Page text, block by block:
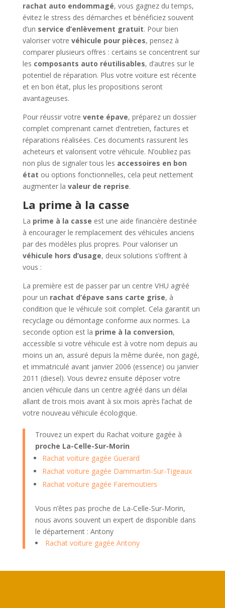
rachat auto endommagé, vous gagnez du temps,
évitez le stress des démarches et bénéficiez souvent
d’un service d’enlèvement gratuit. Pour bien
valoriser votre véhicule pour pièces, pensez à
comparer plusieurs offres : certains se concentrent sur
les composants auto réutilisables, d’autres sur le
potentiel de réparation. Plus votre voiture est récente
et en bon état, plus les propositions seront
avantageuses.
Pour réussir votre vente épave, préparez un dossier
complet comprenant carnet d’entretien, factures et
réparations réalisées. Ces documents rassurent les
acheteurs et valorisent votre véhicule. N’oubliez pas
non plus de signaler tous les accessoires en bon
état ou options fonctionnelles, cela peut nettement
augmenter la valeur de reprise.
La prime à la casse
La prime à la casse est une aide financière destinée
à encourager le remplacement des véhicules anciens
par des modèles plus propres. Pour valoriser un
véhicule hors d’usage, deux solutions s’offrent à
vous :
La première est de passer par un centre VHU agréé
pour un rachat d’épave sans carte grise, à
condition que le véhicule soit complet. Cela garantit un
recyclage ou démontage conforme aux normes. La
seconde option est la prime à la conversion,
accessible si votre véhicule est à votre nom depuis au
moins un an, assuré depuis la même durée, non gagé,
et immatriculé avant janvier 2006 (essence) ou janvier
2011 (diesel). Vous devrez ensuite déposer votre
ancien véhicule dans un centre agréé dans un délai
allant de trois mois avant à six mois après l’achat de
votre nouveau véhicule écologique.
Trouvez un expert du Rachat voiture gagée à
proche La-Celle-Sur-Morin
Rachat voiture gagée Guerard
Rachat voiture gagée Dammartin-Sur-Tigeaux
Rachat voiture gagée Faremoutiers
Vous n’êtes pas proche de La-Celle-Sur-Morin,
nous avons souvent un expert de disponible dans
le département : Antony
Rachat voiture gagée Antony